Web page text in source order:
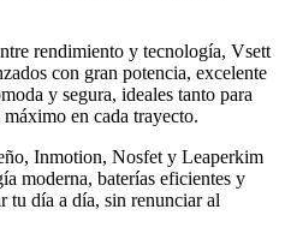
rendimiento y tecnología, Vsett
con gran potencia, excelente
y segura, ideales tanto para
en cada trayecto.
Inmotion, Nosfet y Leaperkim
moderna, baterías eficientes y
tu día a día, sin renunciar al